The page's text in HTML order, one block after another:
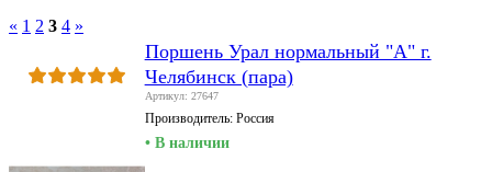
« 1 2 3 4 »
Поршень Урал нормальный "A" г.
Челябинск (пара)
Артикул: 27647
Производитель: Россия
• В наличии